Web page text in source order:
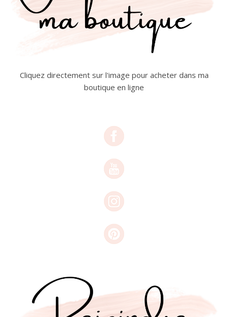
Cliquez directement sur l'image pour acheter dans ma
boutique en ligne